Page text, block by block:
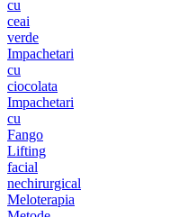
cu
ceai
verde
Impachetari
cu
ciocolata
Impachetari
cu
Fango
Lifting
facial
nechirurgical
Meloterapia